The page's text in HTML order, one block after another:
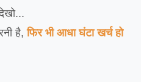
है,फिर भी आधा घंटा खर्च हो